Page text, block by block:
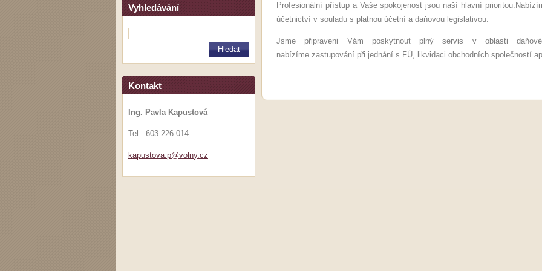
Vyhledávání
Kontakt
Ing. Pavla Kapustová
Tel.: 603 226 014
kapustova.p@volny.cz
Profesionální přístup a Vaše spokojenost jsou naší hlavní
účetnictví v souladu s platnou účetní a daňovou legislativou.
Jsme připraveni Vám poskytnout plný servis v oblasti
nabízíme zastupování při jednání s FÚ, likvidaci obchodních společností